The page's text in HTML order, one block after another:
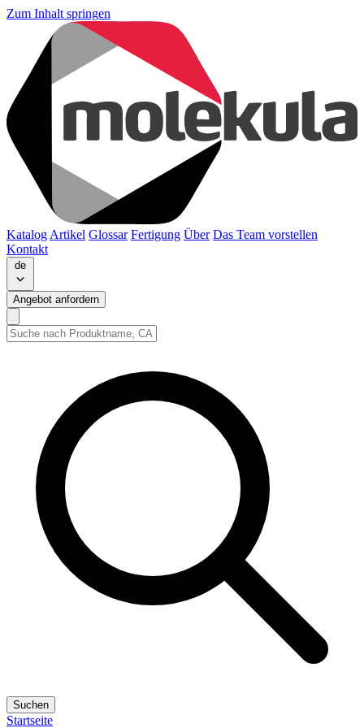
Zum Inhalt springen
Katalog Artikel Glossar Fertigung Über Das Team vorstellen
Kontakt
de
Angebot anfordern
Suchen
Startseite